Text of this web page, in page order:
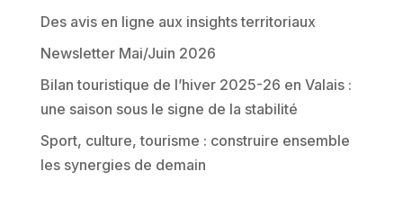
i
v
e
Des avis en ligne aux insights territoriaux
Newsletter Mai/Juin 2026
Bilan touristique de l’hiver 2025-26 en Valais :
une saison sous le signe de la stabilité
Sport, culture, tourisme : construire ensemble
les synergies de demain